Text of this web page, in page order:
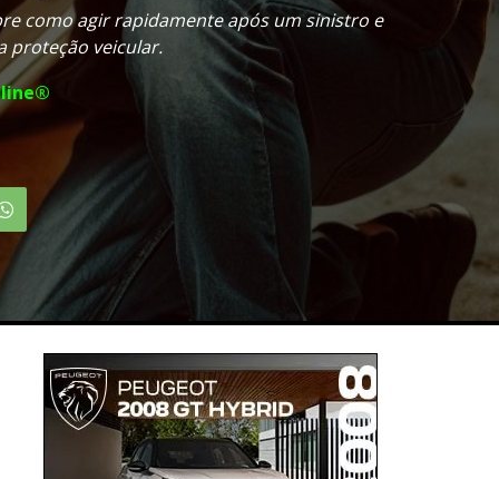
como agir rapidamente após um sinistro e
proteção veicular.